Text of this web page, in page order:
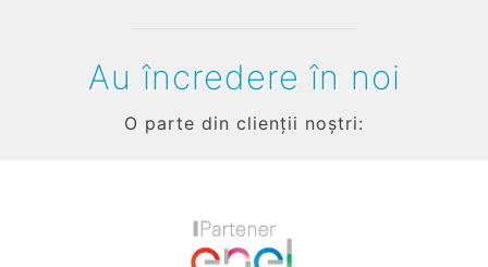
Au încredere în noi
O parte din clienții noștri: